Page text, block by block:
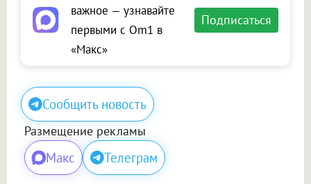
важное — узнавайте
первыми с Om1 в
«Макс»
Подписаться
Сообщить новость
Размещение рекламы
Макс Телеграм